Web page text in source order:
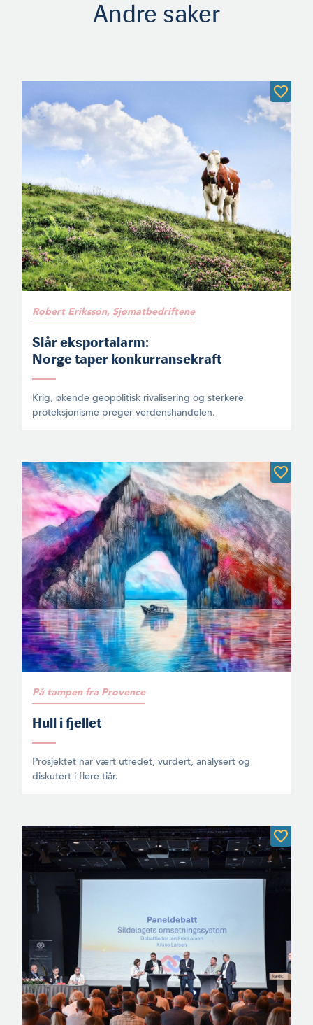
Andre saker
Robert Eriksson, Sjømatbedriftene
Slår eksportalarm:
Norge taper konkurransekraft
Krig, økende geopolitisk rivalisering og sterkere
proteksjonisme preger verdenshandelen.
På tampen fra Provence
Hull i fjellet
Prosjektet har vært utredet, vurdert, analysert og
diskutert i flere tiår.